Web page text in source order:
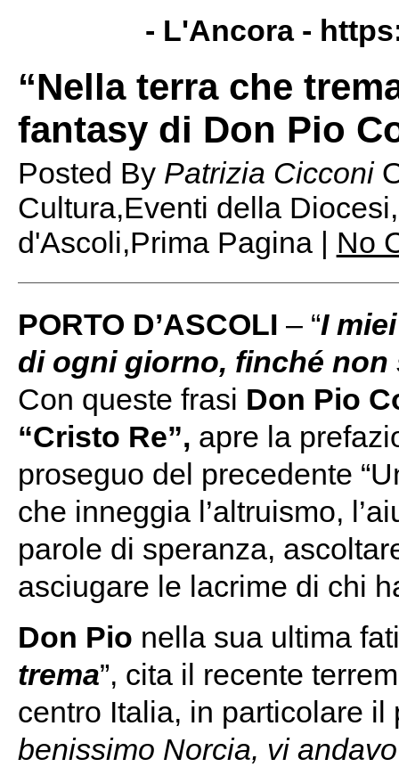
- L'Ancora -
“Nella terra che
fantasy di Don Pio
Posted By Patrizia Cicconi
Cultura,Eventi della
d'Ascoli,Prima Pagina | No
PORTO D’ASCOLI – “I
di ogni giorno, finché
Con queste frasi Don Pio
“Cristo Re”, apre la
proseguo del precedente
che inneggia l’altruismo,
parole di speranza,
asciugare le lacrime di chi
Don Pio nella sua ultima
trema”, cita il recente
centro Italia, in particolare il
benissimo Norcia, vi